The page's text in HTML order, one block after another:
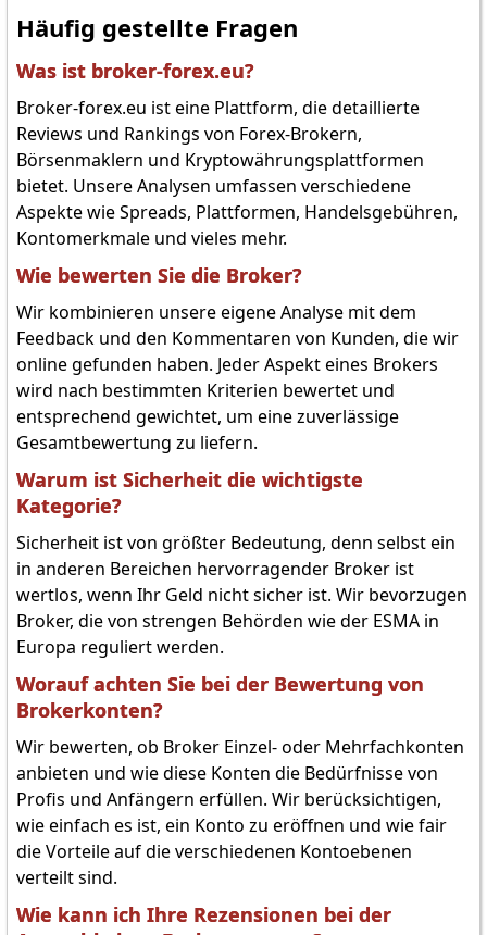
Häufig gestellte Fragen
Was ist broker-forex.eu?
Broker-forex.eu ist eine Plattform, die detaillierte
Reviews und Rankings von Forex-Brokern,
Börsenmaklern und Kryptowährungsplattformen
bietet. Unsere Analysen umfassen verschiedene
Aspekte wie Spreads, Plattformen, Handelsgebühren,
Kontomerkmale und vieles mehr.
Wie bewerten Sie die Broker?
Wir kombinieren unsere eigene Analyse mit dem
Feedback und den Kommentaren von Kunden, die wir
online gefunden haben. Jeder Aspekt eines Brokers
wird nach bestimmten Kriterien bewertet und
entsprechend gewichtet, um eine zuverlässige
Gesamtbewertung zu liefern.
Warum ist Sicherheit die wichtigste
Kategorie?
Sicherheit ist von größter Bedeutung, denn selbst ein
in anderen Bereichen hervorragender Broker ist
wertlos, wenn Ihr Geld nicht sicher ist. Wir bevorzugen
Broker, die von strengen Behörden wie der ESMA in
Europa reguliert werden.
Worauf achten Sie bei der Bewertung von
Brokerkonten?
Wir bewerten, ob Broker Einzel- oder Mehrfachkonten
anbieten und wie diese Konten die Bedürfnisse von
Profis und Anfängern erfüllen. Wir berücksichtigen,
wie einfach es ist, ein Konto zu eröffnen und wie fair
die Vorteile auf die verschiedenen Kontoebenen
verteilt sind.
Wie kann ich Ihre Rezensionen bei der